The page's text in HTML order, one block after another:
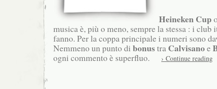
Heineken Cup
musica è, più o meno, sempre la stessa : i club
fanno. Per la coppa principale i numeri sono
Nemmeno un punto di bonustra Calvisanoe
ogni commento è superfluo. › Continue reading